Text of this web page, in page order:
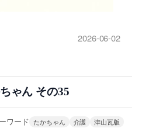
2026-06-02
ゃん その35
ワード たかちゃん 介護 津山瓦版